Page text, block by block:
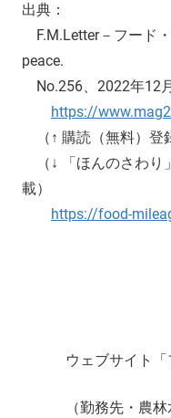
出典：
F.M.Letter－フード
peace.
No.256、2022年12
https://
（↑ 購読（無料）登
（↓ 「ほんのさわり
載）
https://food-
ウェブサイト
（勤務先・農